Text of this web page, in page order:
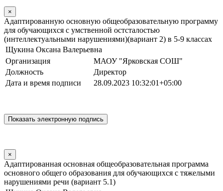
×
Адаптированную основную общеобразовательную программу
для обучающихся с умственной остсталостью
(интеллектуальными нарушениями)(вариант 2) в 5-9 классах
Щукина Оксана Валерьевна
Организация
МАОУ "Ярковская СОШ"
Должность
Директор
Дата и время подписи
28.09.2023 10:32:01+05:00
×
Адаптированная основная общеобразовательная программа
основного общего образования для обучающихся с тяжелыми
нарушениями речи (вариант 5.1)